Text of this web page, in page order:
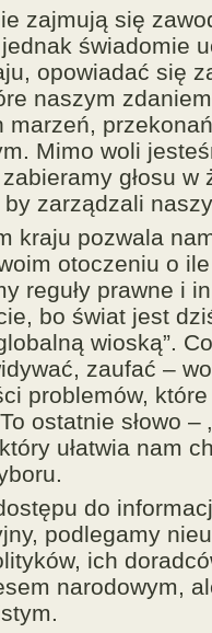
zajmują się
świadomie
opowiadać się
naszym
Mimo woli
głosu w
zarządzali
kraju pozwala
otoczeniu o
reguły prawne i
bo świat jest
wioską”.
zaufać –
problemów, które
ostatnie słowo –
ułatwia nam
do
podlegamy
ich
narodowym,